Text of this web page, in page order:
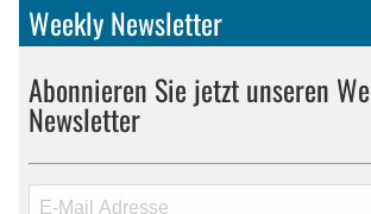
Weekly Newsletter
Abonnieren Sie jetzt unseren
Newsletter